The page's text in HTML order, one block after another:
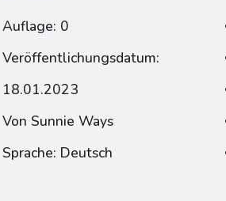
Auflage: 0
Veröffentlichungsdatum:
18.01.2023
Von Sunnie Ways
Sprache: Deutsch